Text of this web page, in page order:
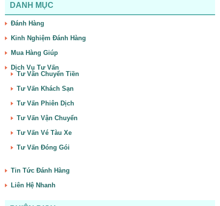
DANH MỤC
Đánh Hàng
Kinh Nghiệm Đánh Hàng
Mua Hàng Giúp
Dịch Vụ Tư Vấn
Tư Vấn Chuyển Tiền
Tư Vấn Khách Sạn
Tư Vấn Phiên Dịch
Tư Vấn Vận Chuyển
Tư Vấn Vé Tàu Xe
Tư Vấn Đóng Gói
Tin Tức Đánh Hàng
Liên Hệ Nhanh